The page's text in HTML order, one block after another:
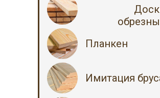
Планкен
Имитация